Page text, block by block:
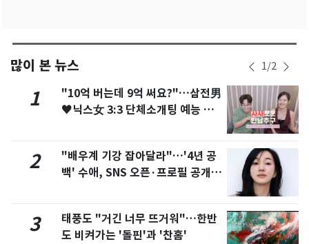
많이 본 뉴스 1/2
1
"10억 버는데 9억 써요?"…삼전男
♥닉스女 3:3 단체소개팅 예능 화
2
"배우계 기강 잡아달라"…'4년 공
백' 수애, SNS 오픈·프로필 공개
3
태풍도 "거긴 너무 뜨거워"…한반
도 비켜가는 '돌핀'과 '찬홈'